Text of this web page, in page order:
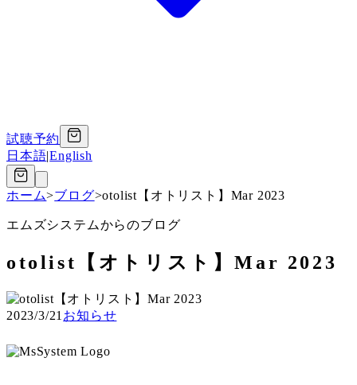
試聴予約
日本語|English
ホーム>ブログ>otolist【オトリスト】Mar 2023
エムズシステムからのブログ
otolist【オトリスト】Mar 2023
2023/3/21 お知らせ